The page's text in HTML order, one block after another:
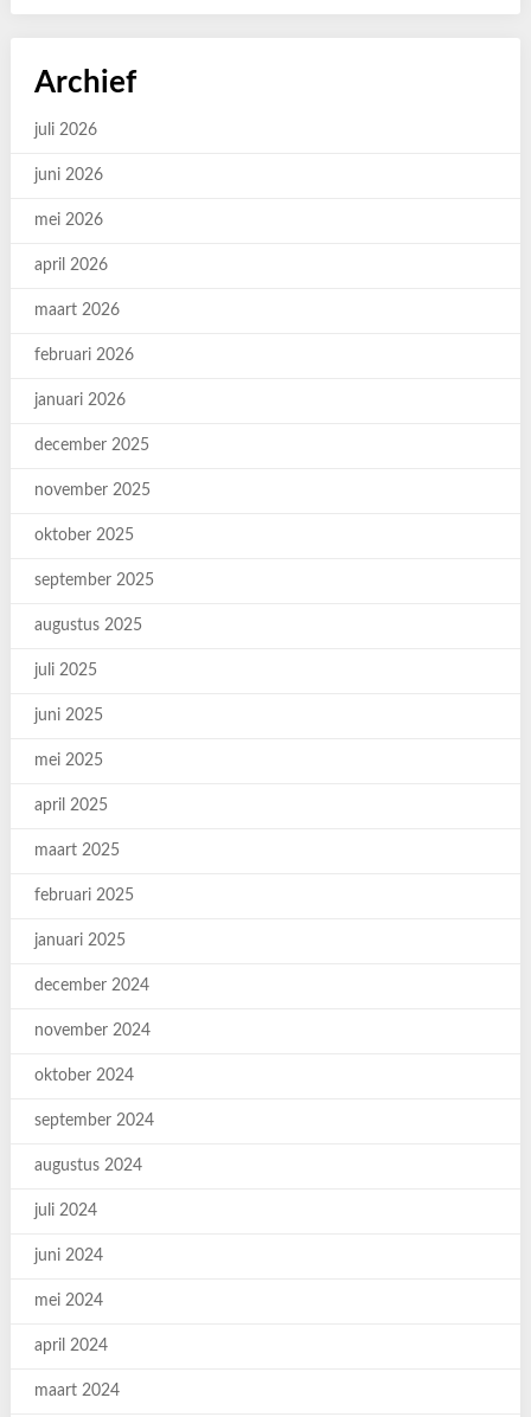
Archief
juli 2026
juni 2026
mei 2026
april 2026
maart 2026
februari 2026
januari 2026
december 2025
november 2025
oktober 2025
september 2025
augustus 2025
juli 2025
juni 2025
mei 2025
april 2025
maart 2025
februari 2025
januari 2025
december 2024
november 2024
oktober 2024
september 2024
augustus 2024
juli 2024
juni 2024
mei 2024
april 2024
maart 2024